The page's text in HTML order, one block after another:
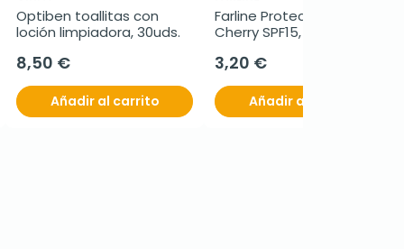
Optiben toallitas con
loción limpiadora, 30uds.
8,50 €
Añadir al carrito
Farline Protector Labial
Cherry SPF15, 4,5 g
3,20 €
Añadir al carrito